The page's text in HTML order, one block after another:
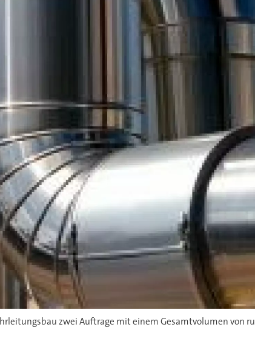
zwei Auftrage mit einem Gesamtvolumen von